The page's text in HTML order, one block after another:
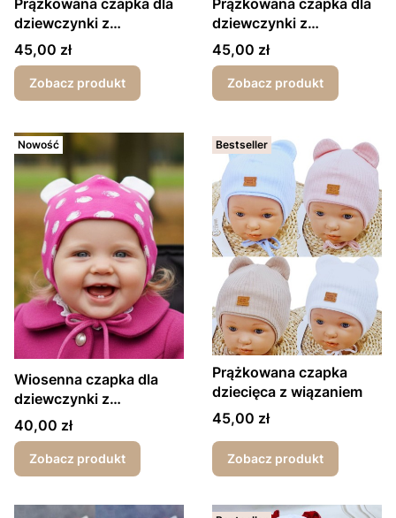
Prążkowana czapka dla
dziewczynki z
Cena
45,00 zł
Zobacz produkt
Prążkowana czapka dla
dziewczynki z
Cena
45,00 zł
Zobacz produkt
Nowość
Wiosenna czapka dla
dziewczynki z
wiązaniem malinowa
grochy
Cena
40,00 zł
Zobacz produkt
Bestseller
Prążkowana czapka
dziecięca z wiązaniem
Cena
45,00 zł
Zobacz produkt